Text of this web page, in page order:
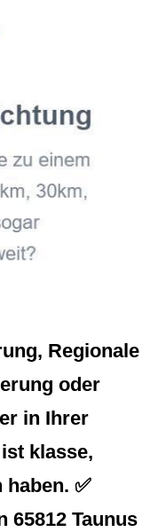
Regionale
oder
in Ihrer
klasse,
✅
65812 Taunus